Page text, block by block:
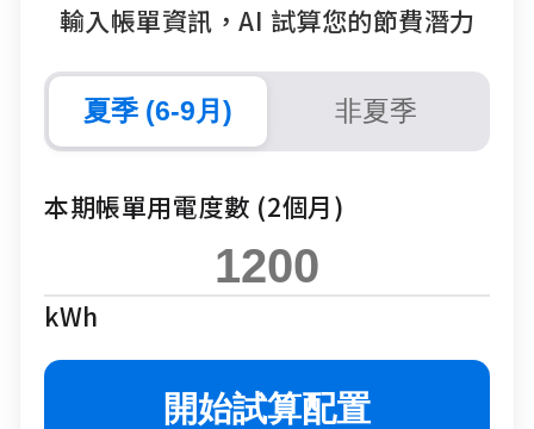
輸入帳單資訊，AI 試算您的節費潛力
夏季 (6-9月) 非夏季
本期帳單用電度數 (2個月)
kWh
開始試算配置